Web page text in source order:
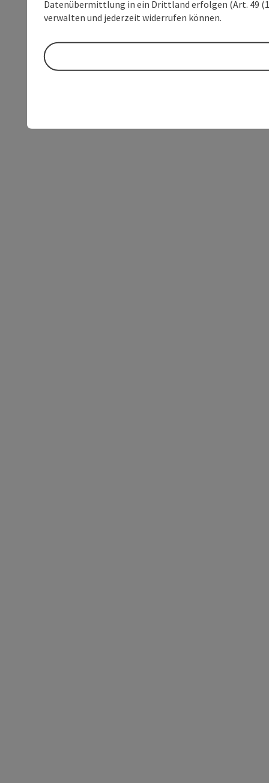
Datenübermittlung in ein Drittland erfolgen (Art. 49
verwalten und jederzeit widerrufen können.